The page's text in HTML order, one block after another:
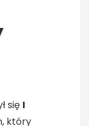
się I
który